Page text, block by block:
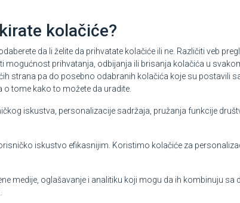
kolačiće?
da li želite da prihvatate kolačiće ili ne. Različiti veb
mogućnost prihvatanja, odbijanja ili brisanja kolačića u
strana pa do posebno odabranih kolačića koje su postavili
tome kako to možete da uradite.
iskustva, personalizacije sadržaja, pružanja funkcije
iskustvo efikasnijim. Koristimo kolačiće za
medije, oglašavanje i analitiku koji mogu da ih kombinuju sa